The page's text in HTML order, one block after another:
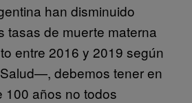
han disminuido
tasas de muerte materna
entre 2016 y 2019 según
debemos tener en
100 años no todos